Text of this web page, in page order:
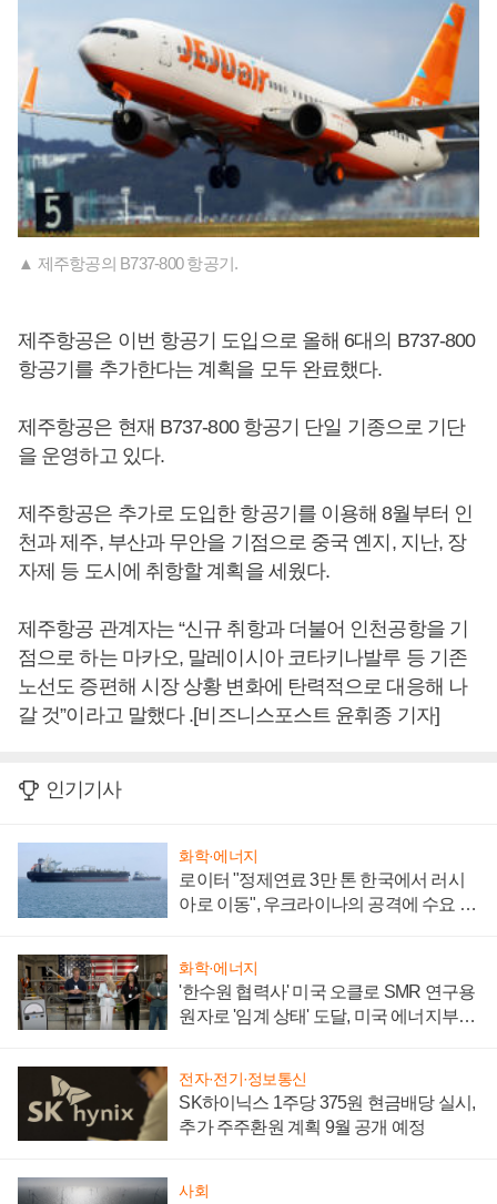
▲ 제주항공의 B737-800 항공기.
제주항공은 이번 항공기 도입으로 올해 6대의 B737-800
항공기를 추가한다는 계획을 모두 완료했다.
제주항공은 현재 B737-800 항공기 단일 기종으로 기단
을 운영하고 있다.
제주항공은 추가로 도입한 항공기를 이용해 8월부터 인
천과 제주, 부산과 무안을 기점으로 중국 옌지, 지난, 장
자제 등 도시에 취항할 계획을 세웠다.
제주항공 관계자는 “신규 취항과 더불어 인천공항을 기
점으로 하는 마카오, 말레이시아 코타키나발루 등 기존
노선도 증편해 시장 상황 변화에 탄력적으로 대응해 나
갈 것”이라고 말했다 .[비즈니스포스트 윤휘종 기자]
인기기사
화학·에너지
로이터 "정제연료 3만 톤 한국에서 러시
아로 이동", 우크라이나의 공격에 수요 늘
화학·에너지
'한수원 협력사' 미국 오클로 SMR 연구용
원자로 '임계 상태' 도달, 미국 에너지부
전자·전기·정보통신
SK하이닉스 1주당 375원 현금배당 실시,
추가 주주환원 계획 9월 공개 예정
사회